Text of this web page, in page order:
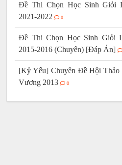
Đề Thi Chọn Học Sinh Giỏi
2021-2022
0
Đề Thi Chọn Học Sinh Giỏi
2015-2016 (Chuyên) [Đáp Án]
[Kỷ Yếu] Chuyên Đề Hội Thảo
Vương 2013
0